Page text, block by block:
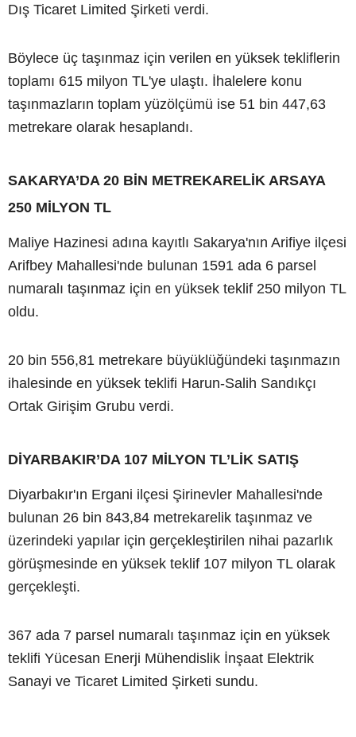
Dış Ticaret Limited Şirketi verdi.
Böylece üç taşınmaz için verilen en yüksek tekliflerin
toplamı 615 milyon TL'ye ulaştı. İhalelere konu
taşınmazların toplam yüzölçümü ise 51 bin 447,63
metrekare olarak hesaplandı.
SAKARYA’DA 20 BİN METREKARELİK ARSAYA
250 MİLYON TL
Maliye Hazinesi adına kayıtlı Sakarya'nın Arifiye ilçesi
Arifbey Mahallesi'nde bulunan 1591 ada 6 parsel
numaralı taşınmaz için en yüksek teklif 250 milyon TL
oldu.
20 bin 556,81 metrekare büyüklüğündeki taşınmazın
ihalesinde en yüksek teklifi Harun-Salih Sandıkçı
Ortak Girişim Grubu verdi.
DİYARBAKIR’DA 107 MİLYON TL’LİK SATIŞ
Diyarbakır'ın Ergani ilçesi Şirinevler Mahallesi'nde
bulunan 26 bin 843,84 metrekarelik taşınmaz ve
üzerindeki yapılar için gerçekleştirilen nihai pazarlık
görüşmesinde en yüksek teklif 107 milyon TL olarak
gerçekleşti.
367 ada 7 parsel numaralı taşınmaz için en yüksek
teklifi Yücesan Enerji Mühendislik İnşaat Elektrik
Sanayi ve Ticaret Limited Şirketi sundu.